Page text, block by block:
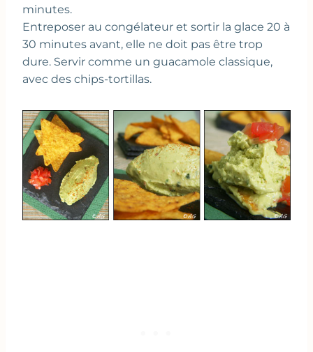
minutes.
Entreposer au congélateur et sortir la glace 20 à
30 minutes avant, elle ne doit pas être trop
dure. Servir comme un guacamole classique,
avec des chips-tortillas.